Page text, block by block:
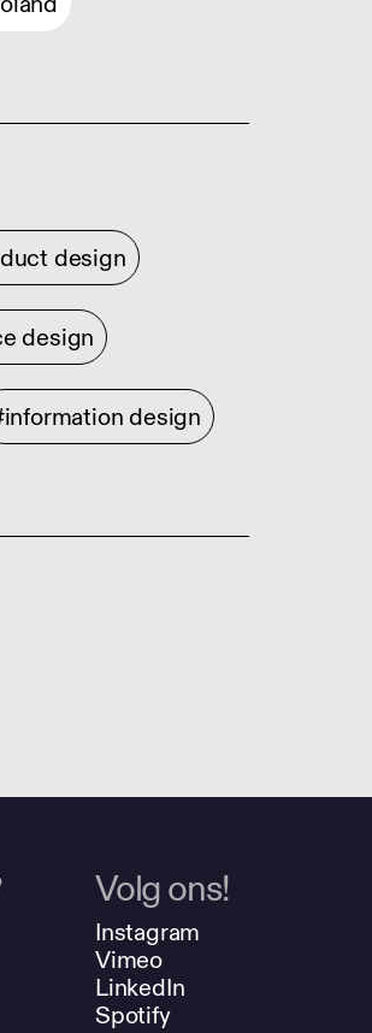
design
design
design
Volg ons!
Instagram
Vimeo
LinkedIn
Spotify